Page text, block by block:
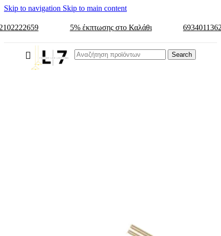
Skip to navigation Skip to main content
5% έκπτωσης στο Καλάθι
Search